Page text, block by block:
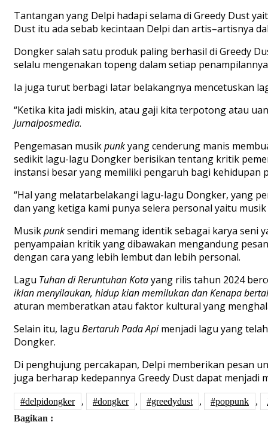
Tantangan yang Delpi hadapi selama di Greedy Dust
Dust itu ada sebab kecintaan Delpi dan artis–artisnya
Dongker salah satu produk paling berhasil di Greedy
selalu mengenakan topeng dalam setiap
Ia juga turut berbagi latar belakangnya mencetuskan
“Ketika kita jadi miskin, atau gaji kita terpotong atau
Jurnalposmedia.
Pengemasan musikpunkyang cenderung manis
sedikit lagu-lagu Dongker berisikan tentang kritik
instansi besar yang memiliki pengaruh bagi kehidupan
“Hal yang melatarbelakangi lagu-lagu Dongker, yang
dan yang ketiga kami punya selera personal yaitu
Musikpunksendiri memang identik sebagai karya seni
penyampaian kritik yang dibawakan mengandung
dengan cara yang lebih lembut dan lebih personal.
Lagu Tuhan di Reruntuhan Kotayang rilis tahun 2024
iklan menyilaukan, hidup kian memilukandanKenapa
aturan memberatkan atau faktor kultural yang
Selain itu, lagu Bertaruh Pada Apimenjadi lagu yang
Dongker.
Di penghujung percakapan, Delpi memberikan pesan
juga berharap kedepannya Greedy Dust dapat menjadi
#delpidongker , #dongker , #greedydust , #poppunk ,
Bagikan :